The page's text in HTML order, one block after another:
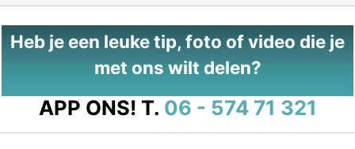
Heb je een leuke tip, foto of video die je
met ons wilt delen?
APP ONS! T. 06 - 574 71 321